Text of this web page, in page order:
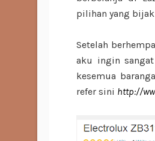
pilihan yang
Setelah
aku ingin
kesemua
refer sini http://